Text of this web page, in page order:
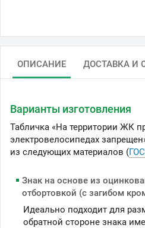
ОПИСАНИЕ ДОСТАВКА И
Варианты изготовления
Табличка «На территории ЖК
электровелосипедах
из следующих материалов (
Знак на основе из
отбортовкой (с загибом
Идеально подходит для
обратной стороне знака